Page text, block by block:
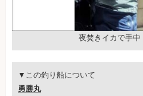
夜焚きイカで手中
▼この釣り船について
勇勝丸